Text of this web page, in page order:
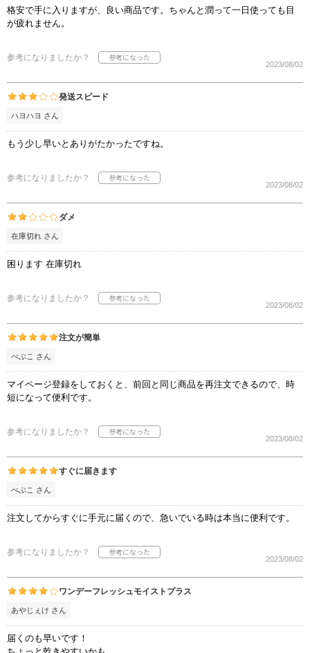
格安で手に入りますが、良い商品です。ちゃんと潤って一日使っても目
が疲れません。
参考になりましたか？
2023/08/02
発送スピード
ハヨハヨ さん
もう少し早いとありがたかったですね。
参考になりましたか？
2023/08/02
ダメ
在庫切れ さん
困ります 在庫切れ
参考になりましたか？
2023/08/02
注文が簡単
べぶこ さん
マイページ登録をしておくと、前回と同じ商品を再注文できるので、時
短になって便利です。
参考になりましたか？
2023/08/02
すぐに届きます
べぶこ さん
注文してからすぐに手元に届くので、急いでいる時は本当に便利です。
参考になりましたか？
2023/08/02
ワンデーフレッシュモイストプラス
あやじぇけ さん
届くのも早いです！